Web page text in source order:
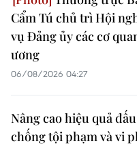
Cẩm Tú chủ trì Hội
vụ Đảng ủy các cơ
ương
06/08/2026 04:27
Nâng cao hiệu quả
chống tội phạm và vi